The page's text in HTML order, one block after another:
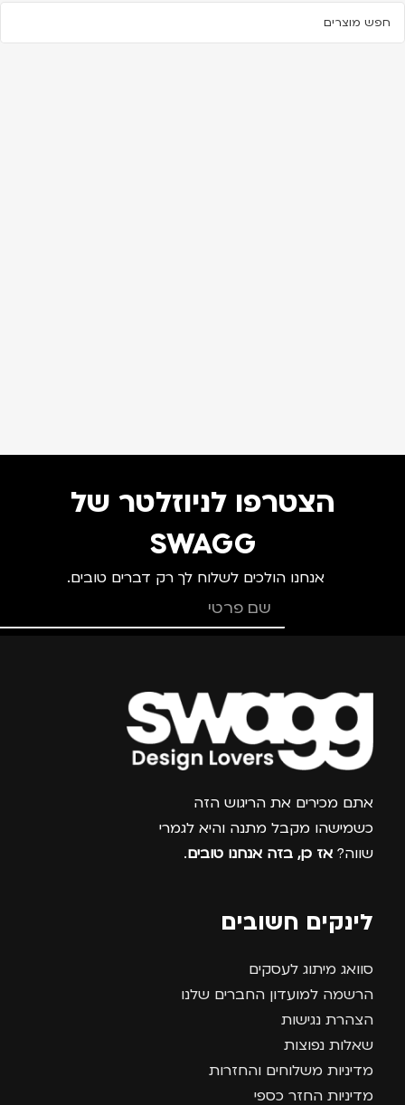
הצטרפו לניוזלטר של
SWAGG
אנחנו הולכים לשלוח לך רק דברים טובים.
צרפו אותי למועדון
אתם מכירים את הריגוש הזה
כשמישהו מקבל מתנה והיא לגמרי
שווה? אז כן, בזה אנחנו טובים.
לינקים חשובים
סוואג מיתוג לעסקים
הרשמה למועדון החברים שלנו
הצהרת נגישות
שאלות נפוצות
מדיניות משלוחים והחזרות
מדיניות החזר כספי